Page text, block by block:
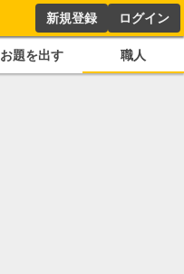
新規登録 ログイン
お題を出す 職人